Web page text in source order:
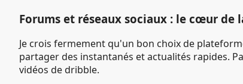
Forums et réseaux sociaux : le cœur de
Je crois fermement qu'un bon choix de
partager des instantanés et actualités rapides.
vidéos de dribble.